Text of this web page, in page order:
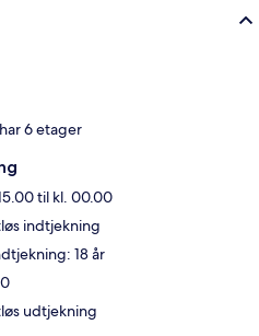
6 etager
til kl. 00.00
indtjekning
18 år
udtjekning